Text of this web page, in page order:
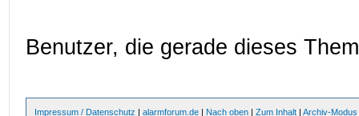
Benutzer, die gerade dieses
Impressum / Datenschutz |alarmforum.de | Nach oben |Zum Inhalt |Archiv-Modus